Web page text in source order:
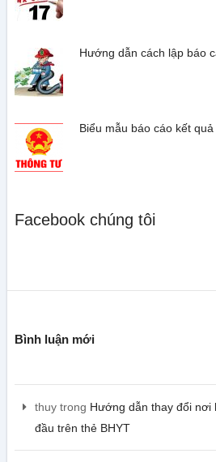
Hướng dẫn cách lập báo
Biểu mẫu báo cáo kết quả
Facebook chúng tôi
Bình luận mới
thuytrong Hướng dẫn thay đổi nơi
đầu trên thẻ BHYT